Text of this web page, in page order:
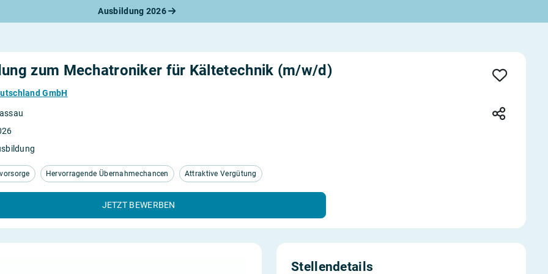
Ausbildung 2026
Bewerbung
Check
zum Mechatroniker für Kältetechnik (m/w/d)
GmbH
Hervorragende Übernahmechancen Attraktive Vergütung
JETZT BEWERBEN
Stellendetails